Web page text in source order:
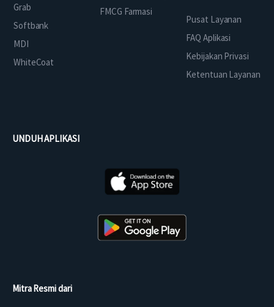
Grab
Softbank
MDI
WhiteCoat
FMCG Farmasi
Pusat Layanan
FAQ Aplikasi
Kebijakan Privasi
Ketentuan Layanan
UNDUH APLIKASI
Mitra Resmi dari